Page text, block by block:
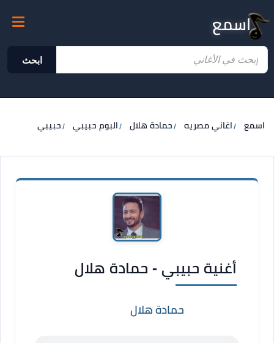
اسمع
ابحث
اسمع اغاني مصريه حمادة هلال البوم حبيبي حبيبي
أغنية حبيبي - حمادة هلال
حمادة هلال